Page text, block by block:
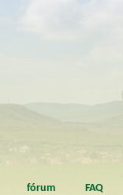
fórum FAQ